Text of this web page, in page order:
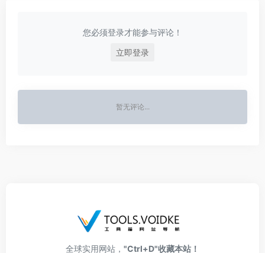
您必须登录才能参与评论！
立即登录
暂无评论...
全球实用网站， "Ctrl+D"收藏本站！